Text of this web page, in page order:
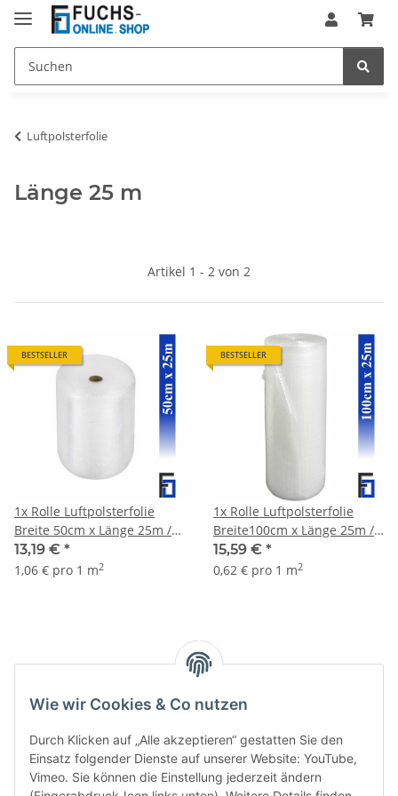
Wie wir Cookies & Co nutzen
Durch Klicken auf „Alle akzeptieren“ gestatten Sie den
Einsatz folgender Dienste auf unserer Website: YouTube,
Vimeo. Sie können die Einstellung jederzeit ändern
Luftpolsterfolie
Länge 25 m
Artikel 1 - 2 von 2
BESTSELLER
1x Rolle Luftpolsterfolie
Breite 50cm x Länge 25m /
50my
13,19 € *
1,06 € pro 1 m2
BESTSELLER
1x Rolle Luftpolsterfolie
Breite100cm x Länge 25m /
50my
15,59 € *
0,62 € pro 1 m2
Artikel 1 - 2 von 2